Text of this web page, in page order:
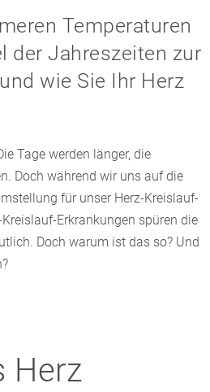
Temperaturen
der Jahreszeiten zur
wie Sie Ihr Herz
Tage werden länger, die
Doch während wir uns auf die
für unser Herz-Kreislauf-
Erkrankungen spüren die
Doch warum ist das so? Und
Herz